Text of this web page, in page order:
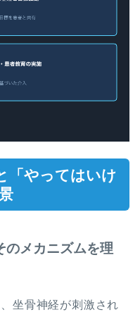
「やってはいけ
のメカニズムを理
坐骨神経が刺激され